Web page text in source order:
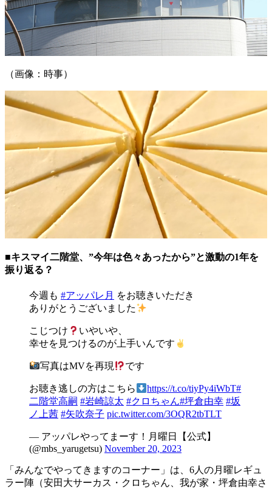
（画像：時事）
■キスマイ二階堂、”今年は色々あったから”と激動の1年を
振り返る？
今週も #アッパレ月 をお聴きいただき
ありがとうございました
こじつけ
いやいや、
幸せを見つけるのが上手いんです
写真はMVを再現 です
お聴き逃しの方はこちら https://t.co/tiyPy4iWbT#
二階堂高嗣 #岩崎諒太 #クロちゃん#坪倉由幸 #坂
ノ上茜 #矢吹奈子 pic.twitter.com/3OQR2tbTLT
— アッパレやってまーす！月曜日【公式】
(@mbs_yarugetsu) November 20, 2023
「みんなでやってきますのコーナー」は、6人の月曜レギュ
ラー陣（安田大サーカス・クロちゃん、我が家・坪倉由幸さ